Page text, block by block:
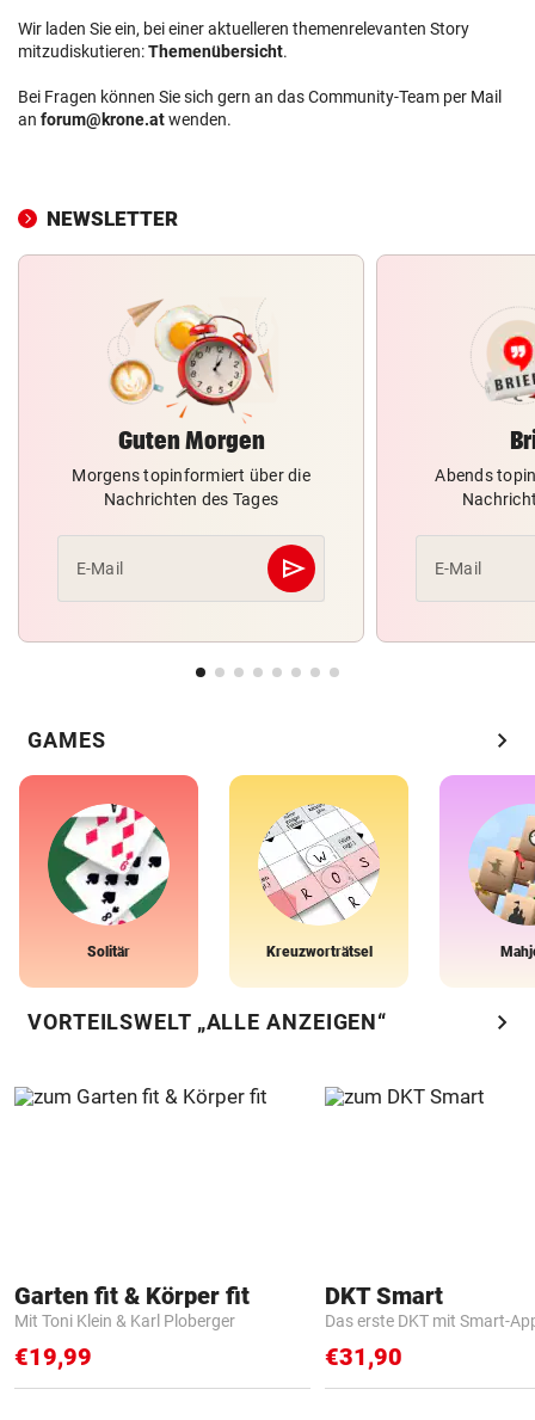
Wir laden Sie ein, bei einer aktuelleren themenrelevanten Story
mitzudiskutieren:Themenübersicht.
Bei Fragen können Sie sich gern an das Community-Team per Mail
an forum@krone.atwenden.
NEWSLETTER
Guten Morgen
Morgens topinformiert über die
Nachrichten des Tages
E-Mail send
Abschicken
Abends
E-Mail
GAMES chevron_right
Solitär Kreuzworträtsel
VORTEILSWELT „ALLE ANZEIGEN“ chevron_right
Garten fit & Körper fit
Mit Toni Klein & Karl Ploberger
€19,99
DKT Smart
Das erste DKT mit Smart-
€31,90